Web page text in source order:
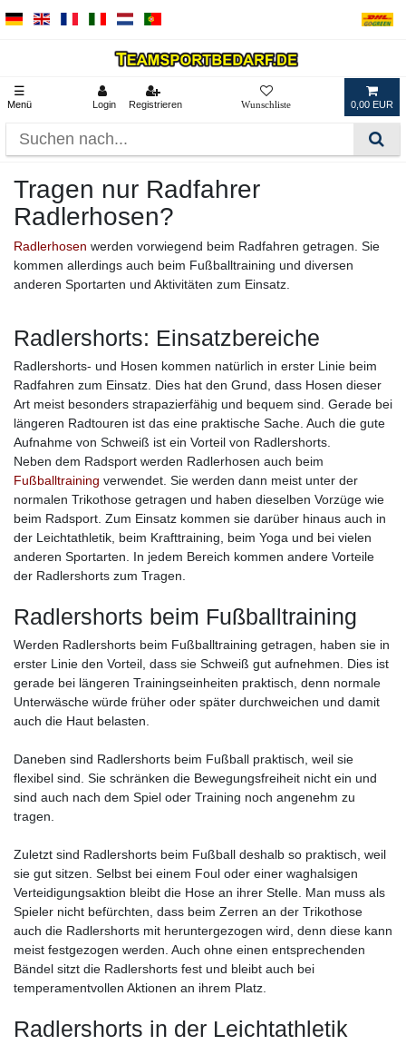
☰
Menü Login Registrieren 0,00 EUR
Tragen nur Radfahrer
Radlerhosen?
Radlerhosen werden vorwiegend beim Radfahren getragen. Sie
kommen allerdings auch beim Fußballtraining und diversen
anderen Sportarten und Aktivitäten zum Einsatz.
Radlershorts: Einsatzbereiche
Radlershorts- und Hosen kommen natürlich in erster Linie beim
Radfahren zum Einsatz. Dies hat den Grund, dass Hosen dieser
Art meist besonders strapazierfähig und bequem sind. Gerade bei
längeren Radtouren ist das eine praktische Sache. Auch die gute
Aufnahme von Schweiß ist ein Vorteil von Radlershorts.
Neben dem Radsport werden Radlerhosen auch beim
Fußballtraining verwendet. Sie werden dann meist unter der
normalen Trikothose getragen und haben dieselben Vorzüge wie
beim Radsport. Zum Einsatz kommen sie darüber hinaus auch in
der Leichtathletik, beim Krafttraining, beim Yoga und bei vielen
anderen Sportarten. In jedem Bereich kommen andere Vorteile
der Radlershorts zum Tragen.
Radlershorts beim Fußballtraining
Werden Radlershorts beim Fußballtraining getragen, haben sie in
erster Linie den Vorteil, dass sie Schweiß gut aufnehmen. Dies ist
gerade bei längeren Trainingseinheiten praktisch, denn normale
Unterwäsche würde früher oder später durchweichen und damit
auch die Haut belasten.
Daneben sind Radlershorts beim Fußball praktisch, weil sie
flexibel sind. Sie schränken die Bewegungsfreiheit nicht ein und
sind auch nach dem Spiel oder Training noch angenehm zu
tragen.
Zuletzt sind Radlershorts beim Fußball deshalb so praktisch, weil
sie gut sitzen. Selbst bei einem Foul oder einer waghalsigen
Verteidigungsaktion bleibt die Hose an ihrer Stelle. Man muss als
Spieler nicht befürchten, dass beim Zerren an der Trikothose
auch die Radlershorts mit heruntergezogen wird, denn diese kann
meist festgezogen werden. Auch ohne einen entsprechenden
Bändel sitzt die Radlershorts fest und bleibt auch bei
temperamentvollen Aktionen an ihrem Platz.
Radlershorts in der Leichtathletik